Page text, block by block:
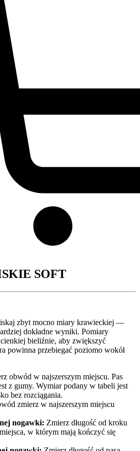
SOFT
zbyt mocno miary krawieckiej —
dokładne wyniki. Pomiary
bieliźnie, aby zwiększyć
powinna przebiegać poziomo wokół
obwód w najszerszym miejscu. Pas
z gumy. Wymiar podany w tabeli jest
bez rozciągania.
zmierz w najszerszym miejscu
nogawki: Zmierz długość od kroku
w którym mają kończyć się